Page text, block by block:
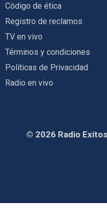
Código de ética
Registro de reclamos
TV en vivo
Términos y condiciones
Políticas de Privacidad
Radio en vivo
© 2026 Radio